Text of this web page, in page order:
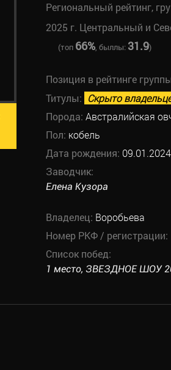
Региональный рейтинг,
2025 г. Центральный и
(топ 66%, быллы: 31.9)
Позиция в рейтинге
Титулы: Скрыто
Порода: Австралийская
Пол: кобель
Дата рождения: 09.01.2024
Заводчик:
Елена Кузора
Владелец: Воробьева
Номер РКФ / регистрации:
Список побед:
1 место, ЗВЕЗДНОЕ ШОУ